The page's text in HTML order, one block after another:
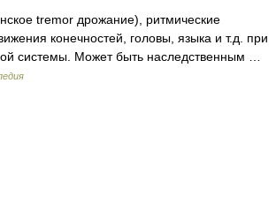
tremor дрожание), ритмические
конечностей, головы, языка и т.д. при
системы. Может быть наследственным …